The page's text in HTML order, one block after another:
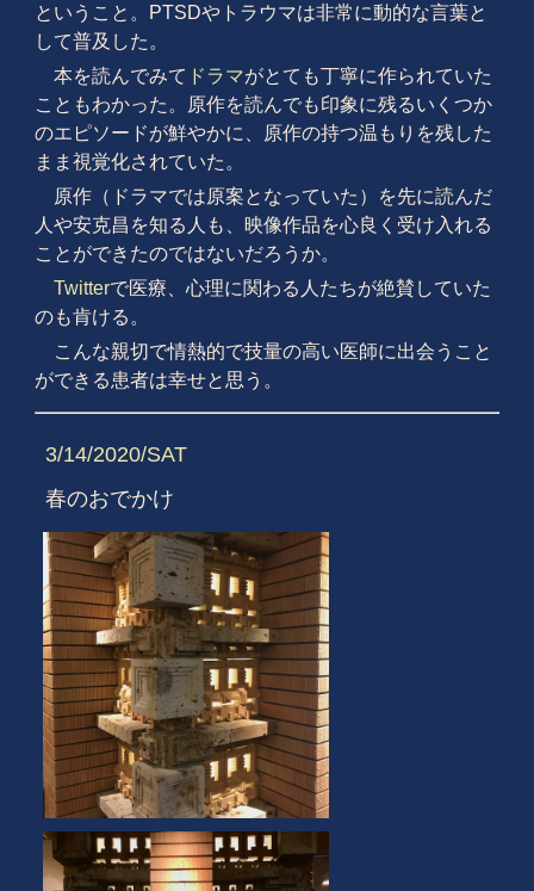
ということ。PTSDやトラウマは非常に動的な言葉と
して普及した。
本を読んでみて ドラマがとても丁寧に作られていた
こともわかった。原作を読んでも印象に残るいくつか
のエピソードが鮮やかに、原作の持つ温もりを残した
まま視覚化されていた。
原作（ドラマでは原案となっていた）を先に読んだ
人や安克昌を知る人も、映像作品を心良く受け入れる
ことができたのではないだろうか。
Twitterで医療、心理に関わる人たちが絶賛していた
のも肯ける。
こんな親切で情熱的で技量の高い医師に出会うこと
ができる患者は幸せと思う。
3/14/2020/SAT
春のおでかけ